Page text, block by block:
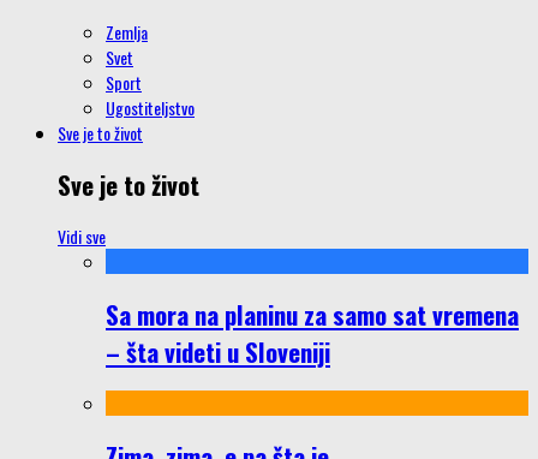
Zemlja
Svet
Sport
Ugostiteljstvo
Sve je to život
Sve je to život
Vidi sve
Sa mora na planinu za samo sat vremena
– šta videti u Sloveniji